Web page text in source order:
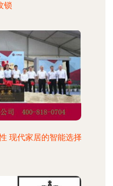
锁
现代家居的智能选择